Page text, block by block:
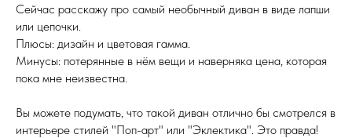
Сейчас расскажу про самый необычный диван в виде лапши
или цепочки.
Плюсы: дизайн и цветовая гамма.
Минусы: потерянные в нём вещи и наверняка цена, которая
пока мне неизвестна.
Вы можете подумать, что такой диван отлично бы смотрелся в
интерьере стилей "Поп-арт" или "Эклектика". Это правда!